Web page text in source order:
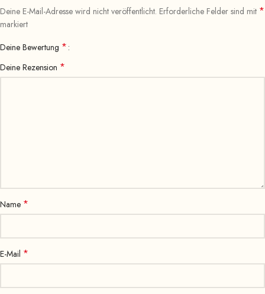
Deine E-Mail-Adresse wird nicht veröffentlicht. Erforderliche Felder sind mit *
markiert
Deine Bewertung *
Deine Rezension *
Name *
E-Mail *